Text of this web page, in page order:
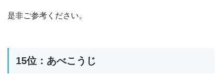
是非ご参考ください。
15位：あべこうじ